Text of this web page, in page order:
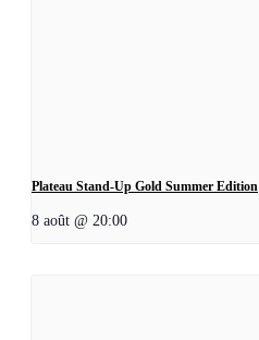
Plateau Stand-Up Gold Summer Edition
8 août @ 20:00